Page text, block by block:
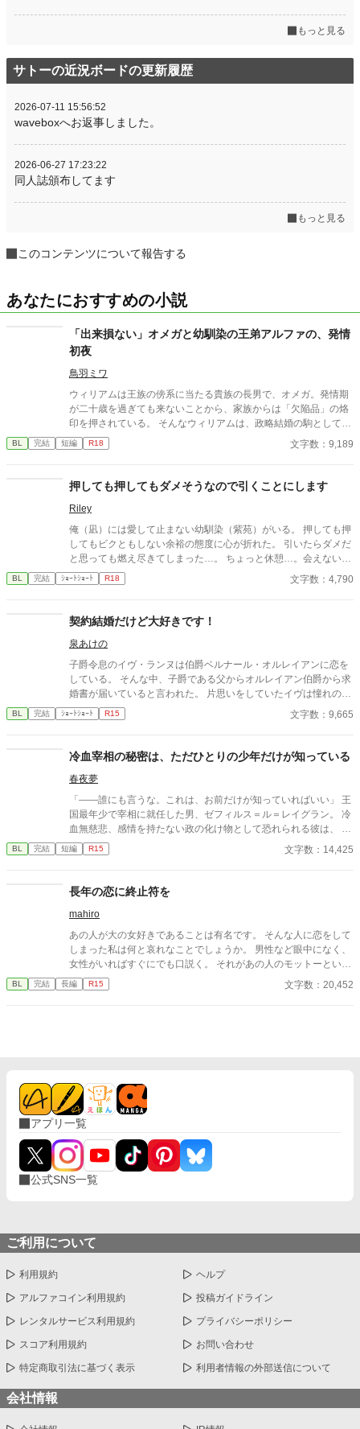
もっと見る
サトーの近況ボードの更新履歴
2026-07-11 15:56:52
waveboxへお返事しました。
2026-06-27 17:23:22
同人誌頒布してます
もっと見る
このコンテンツについて報告する
あなたにおすすめの小説
「出来損ない」オメガと幼馴染の王弟アルファの、発情
初夜
鳥羽ミワ
ウィリアムは王族の傍系に当たる貴族の長男で、オメガ。発情期
が二十歳を過ぎても来ないことから、家族からは「欠陥品」の烙
印を押されている。 そんなウィリアムは、政略結婚の駒として国
内の有力貴族へ嫁ぐことが決まっていた。しかしその予定が一転
し、幼馴染で王弟であるセドリックとの結婚が決まる。 あれよあ
に、セドリックは優しいキスをして……。 そして迎えた初夜。わ
けもわからず悲しくなって泣くウィリアムを、セドリックはたく
ましい力で抱きしめる。 「お前がずっと、好きだ」 甘い言葉に、
これまで熱を知らなかったウィリアムの身体が潤み、火照りはじ
める。 ※ムーンライトノベルズ、アルファポリス、pixivへ掲載し
ています
BL 完結 短編 R18 文字数：9,189
押しても押してもダメそうなので引くことにします
Riley
俺（凪）には愛して止まない幼馴染（紫苑）がいる。 押しても押
してもビクともしない余裕の態度に心が折れた。 引いたらダメだ
と思っても燃え尽きてしまった…。 ちょっと休憩…。会えないと
寂しいけど、引くと言ったからには自分からいけない…
BL 完結 ｼｮｰﾄｼｮｰﾄ R18 文字数：4,790
契約結婚だけど大好きです！
泉あけの
子爵令息のイヴ・ランヌは伯爵ベルナール・オルレイアンに恋を
している。 そんな中、子爵である父からオルレイアン伯爵から求
婚書が届いていると言われた。 片思いをしていたイヴは憧れのベ
ルナール様が求婚をしてくれたと大喜び。 しかしこの結婚は両家
の利害が一致した契約結婚だった。 イヴは恋心が暴走してベルナ
...... 「俺と一緒に散歩に行かないか、綺麗な花が庭園に咲いてい
るんだ」 彼はそう言って僕に手を差し伸べてくれた。 「すみま
せん。僕はこれから用事があるので」 本当はベルナール様の手
を取ってしまいたい。でも我慢しなくちゃ。この想いに蓋をしな
くては。 この結婚は契約だ。僕がどんなに彼を好きでも僕達が
通じ合うことはないのだから。 ※小説家になろうにも掲載してお
たびたび登場します
BL 完結 ｼｮｰﾄｼｮｰﾄ R15 文字数：9,665
冷血宰相の秘密は、ただひとりの少年だけが知っている
春夜夢
「――誰にも言うな。これは、お前だけが知っていればいい」 王
国最年少で宰相に就任した男、ゼフィルス＝ル＝レイグラン。 冷
血無慈悲、感情を持たない政の化け物として恐れられる彼は、 な
ぜか、貧民街の少年リクを城へと引き取る。 誰に対しても一切の
温情を見せないその男が、 唯一リクにだけは、優しく微笑む――
年が踏み入れたのは、 権謀術数渦巻く宰相の世界と、 その胸に秘
められた「決して触れてはならない過去」。 これは、孤独なふた
りが出会い、 やがて世界を変えていく、 静かで、甘くて、痛いほ
ど愛しい恋の物語。
BL 完結 短編 R15 文字数：14,425
長年の恋に終止符を
mahiro
あの人が大の女好きであることは有名です。 そんな人に恋をして
しまった私は何と哀れなことでしょうか。 男性など眼中になく、
女性がいればすぐにでも口説く。 それがあの人のモットーという
やつでしょう。 どれだけあの人を思っても、無駄だと分かってい
ながらなかなか終止符を打てない私についにチャンスがやってき
BL 完結 長編 R15 文字数：20,452
アプリ一覧
公式SNS一覧
ご利用について
利用規約 ヘルプ
アルファコイン利用規約 投稿ガイドライン
レンタルサービス利用規約 プライバシーポリシー
スコア利用規約 お問い合わせ
特定商取引法に基づく表示 利用者情報の外部送信について
会社情報